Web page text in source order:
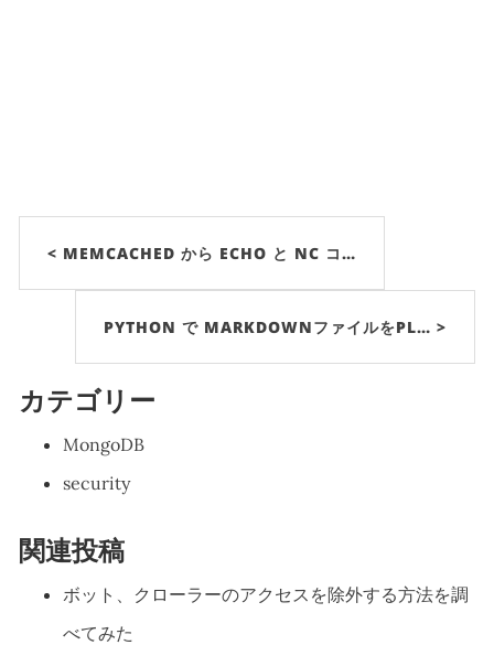
< MEMCACHED から ECHO と NC コ…
PYTHON で MARKDOWNファイルをPL… >
カテゴリー
MongoDB
security
関連投稿
ボット、クローラーのアクセスを除外する方法を調
べてみた